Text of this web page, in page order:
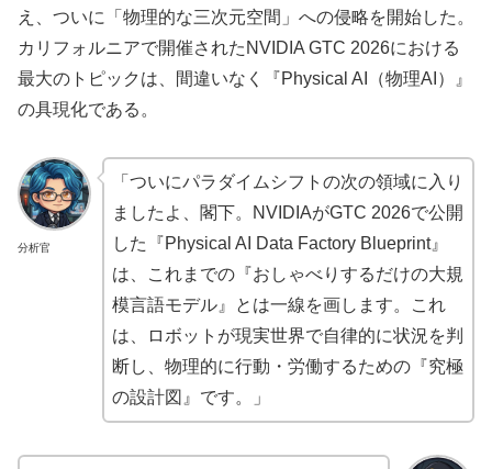
え、ついに「物理的な三次元空間」への侵略を開始した。
カリフォルニアで開催されたNVIDIA GTC 2026における
最大のトピックは、間違いなく『Physical AI（物理AI）』
の具現化である。
分析官
「ついにパラダイムシフトの次の領域に入り
ましたよ、閣下。NVIDIAがGTC 2026で公開
した『Physical AI Data Factory Blueprint』
は、これまでの『おしゃべりするだけの大規
模言語モデル』とは一線を画します。これ
は、ロボットが現実世界で自律的に状況を判
断し、物理的に行動・労働するための『究極
の設計図』です。」